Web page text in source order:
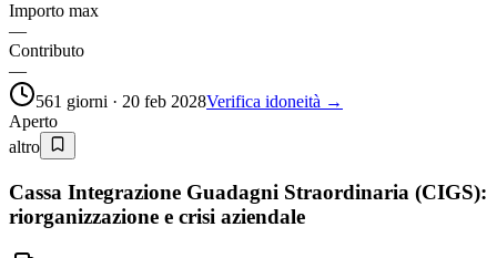
Importo max
—
Contributo
—
561 giorni · 20 feb 2028Verifica idoneità →
Aperto
altro
Cassa Integrazione Guadagni Straordinaria (CIGS):
riorganizzazione e crisi aziendale